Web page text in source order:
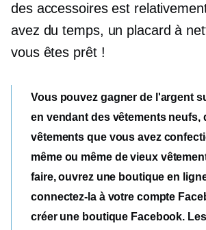
des accessoires est
avez du temps, un placard à
vous êtes prêt !
Vous pouvez gagner de l'argent
en vendant des vêtements neufs,
vêtements que vous avez
même ou même de vieux
faire, ouvrez une boutique en
connectez-la à votre compte
créer une boutique Facebook.